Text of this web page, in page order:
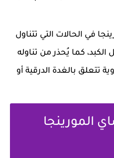
في الحالات التي تتناول
كما يُحذر من تناوله
تتعلق بالغدة الدرقية أو
المورينجا